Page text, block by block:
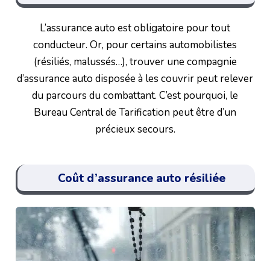
L’assurance auto est obligatoire pour tout
conducteur. Or, pour certains automobilistes
(résiliés, malussés…), trouver une compagnie
d’assurance auto disposée à les couvrir peut relever
du parcours du combattant. C’est pourquoi, le
Bureau Central de Tarification peut être d’un
précieux secours.
Coût d’assurance auto résiliée